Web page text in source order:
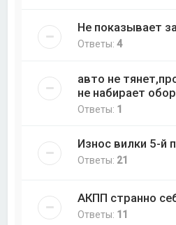
Не показывает
Ответы:4
авто не
не набирает
Ответы: 1
Износ вилки 5-й
Ответы: 21
АКПП странно
Ответы: 11